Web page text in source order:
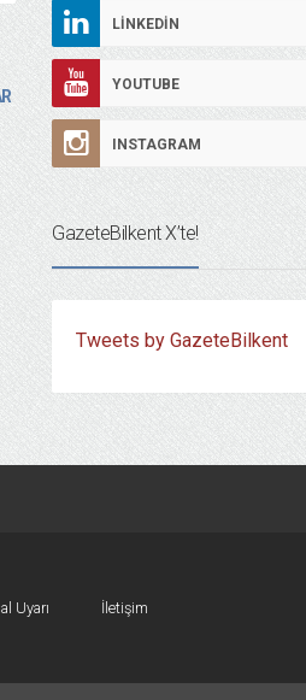
LINKEDIN
YOUTUBE
INSTAGRAM
GazeteBilkent X’te!
Tweets by GazeteBilkent
Uyarı İletişim